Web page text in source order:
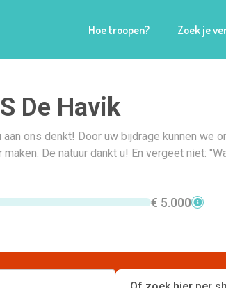
Hoe troopen? Zoek je
De Havik
aan ons denkt! Door uw bijdrage kunnen we
De natuur dankt u! En vergeet niet:
€ 5.000